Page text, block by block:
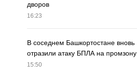
дворов
16:23
В соседнем Башкортостане вновь
отразили атаку БПЛА на промзону
15:50